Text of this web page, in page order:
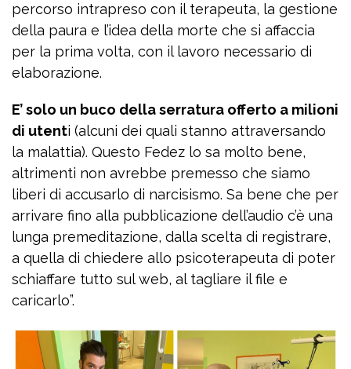
percorso intrapreso con il terapeuta, la gestione
della paura e l’idea della morte che si affaccia
per la prima volta, con il lavoro necessario di
elaborazione.
E’ solo un buco della serratura offerto a milioni
di utenti (alcuni dei quali stanno attraversando
la malattia). Questo Fedez lo sa molto bene,
altrimenti non avrebbe premesso che siamo
liberi di accusarlo di narcisismo. Sa bene che per
arrivare fino alla pubblicazione dell’audio c’è una
lunga premeditazione, dalla scelta di registrare,
a quella di chiedere allo psicoterapeuta di poter
schiaffare tutto sul web, al tagliare il file e
caricarlo”.